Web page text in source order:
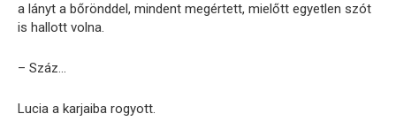
a lányt a bőrönddel, mindent megértett, mielőtt egyetlen szót
is hallott volna.
– Száz…
Lucia a karjaiba rogyott.